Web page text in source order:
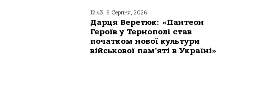
12:43, 6 Серпня, 2026
Дарця Веретюк: «Пантеон
Героїв у Тернополі став
початком нової культури
військової пам’яті в Україні»